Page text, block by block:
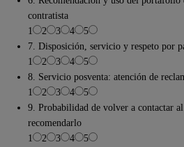
contratista
1
2 3 4
5
7. Disposición, servicio y respeto por
1
2 3 4
5
8. Servicio posventa: atención de
1
2 3 4
5
9. Probabilidad de volver a contactar
recomendarlo
1
2 3 4
5